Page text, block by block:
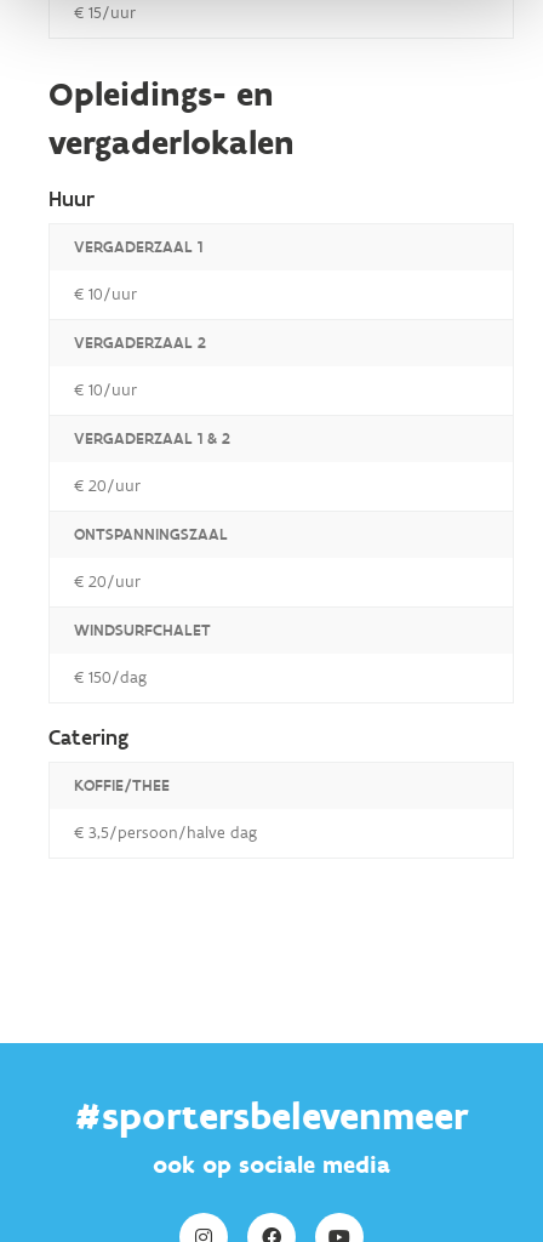
€ 15/uur
Opleidings- en
vergaderlokalen
Huur
VERGADERZAAL 1
€ 10/uur
VERGADERZAAL 2
€ 10/uur
VERGADERZAAL 1 & 2
€ 20/uur
ONTSPANNINGSZAAL
€ 20/uur
WINDSURFCHALET
€ 150/dag
Catering
KOFFIE/THEE
€ 3,5/persoon/halve dag
#sportersbelevenmeer
ook op sociale media